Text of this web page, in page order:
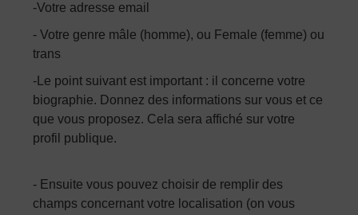
-Votre adresse email
- Votre genre mâle (homme), ou Female (femme) ou
trans
-Le point suivant est important : il concerne votre
biographie. Donnez des informations sur vous et ce
que vous proposez. Cela sera affiché sur votre
profil publique.
- Ensuite vous pouvez choisir de remplir des
champs concernant votre localisation (on vous